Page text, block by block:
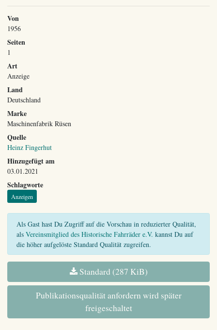
Von
1956
Seiten
1
Art
Anzeige
Land
Deutschland
Marke
Maschinenfabrik Rüsen
Quelle
Heinz Fingerhut
Hinzugefügt am
03.01.2021
Schlagworte
Anzeigen
Als Gast hast Du Zugriff auf die Vorschau in reduzierter Qualität,
als Vereinsmitglied des Historische Fahrräder e.V. kannst Du auf
die höher aufgelöste Standard Qualität zugreifen.
Standard (287 KiB)
Publikationsqualität anfordern wird später
freigeschaltet